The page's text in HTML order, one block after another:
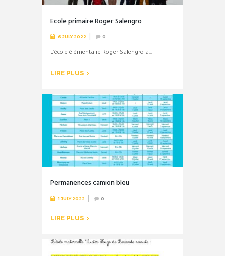
Ecole primaire Roger Salengro
6 JULY 2022 0
L’école élémentaire Roger Salengro a...
LIRE PLUS
Permanences camion bleu
1 JULY 2022 0
LIRE PLUS